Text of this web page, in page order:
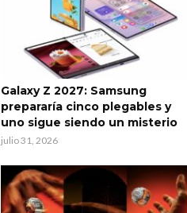
Galaxy Z 2027: Samsung
prepararía cinco plegables y
uno sigue siendo un misterio
julio 31, 2026